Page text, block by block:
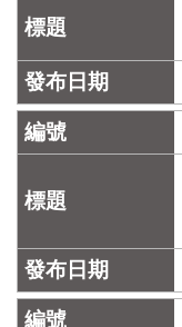
合
索
系
統
化
局
化
資
產